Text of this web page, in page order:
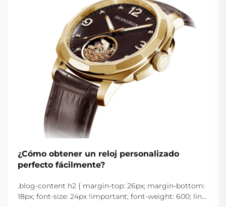
¿Cómo obtener un reloj personalizado
perfecto fácilmente?
.blog-content h2 { margin-top: 26px; margin-bottom:
18px; font-size: 24px !important; font-weight: 600; line-